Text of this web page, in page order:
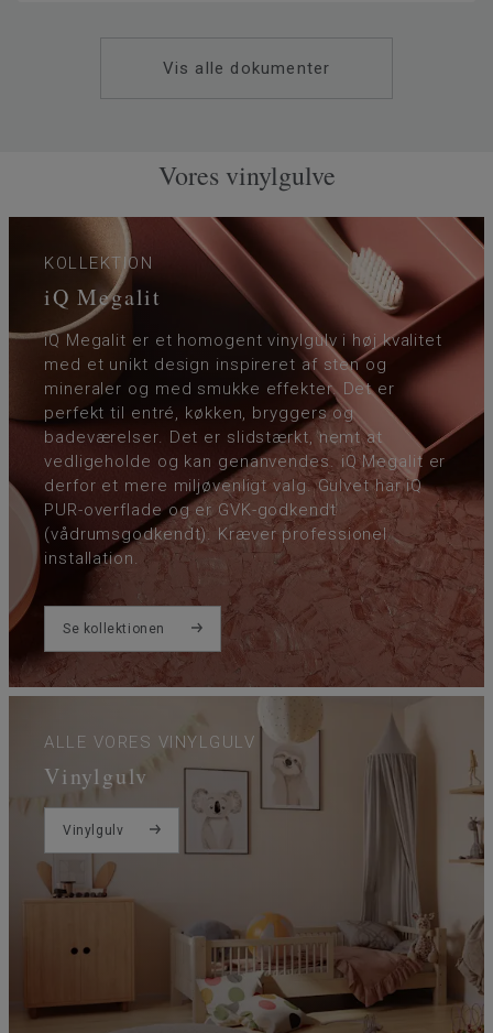
Tykkelse på slidlaget
2
Vis alle dokumenter
Vores vinylgulve
KOLLEKTION
iQ Megalit
iQ Megalit er et homogent vinylgulv i høj kvalitet
med et unikt design inspireret af sten og
mineraler og med smukke effekter. Det er
perfekt til entré, køkken, bryggers og
badeværelser. Det er slidstærkt, nemt at
vedligeholde og kan genanvendes. iQ Megalit er
derfor et mere miljøvenligt valg. Gulvet har iQ
PUR-overflade og er GVK-godkendt
(vådrumsgodkendt). Kræver professionel
installation.
Se kollektionen
ALLE VORES VINYLGULV
Vinylgulv
Vinylgulv